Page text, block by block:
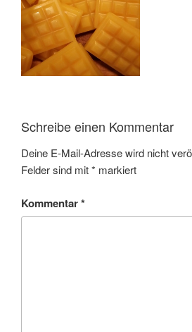
Schreibe einen Kommentar
Deine E-Mail-Adresse wird nicht
Felder sind mit* markiert
Kommentar*